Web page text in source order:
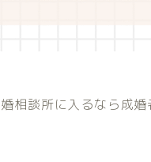
相談所に入るなら成